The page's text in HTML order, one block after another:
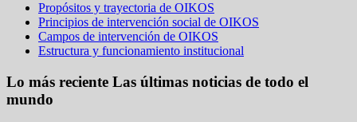
Propósitos y trayectoria de OIKOS
Principios de intervención social de OIKOS
Campos de intervención de OIKOS
Estructura y funcionamiento institucional
Lo más reciente Las últimas noticias de todo el
mundo